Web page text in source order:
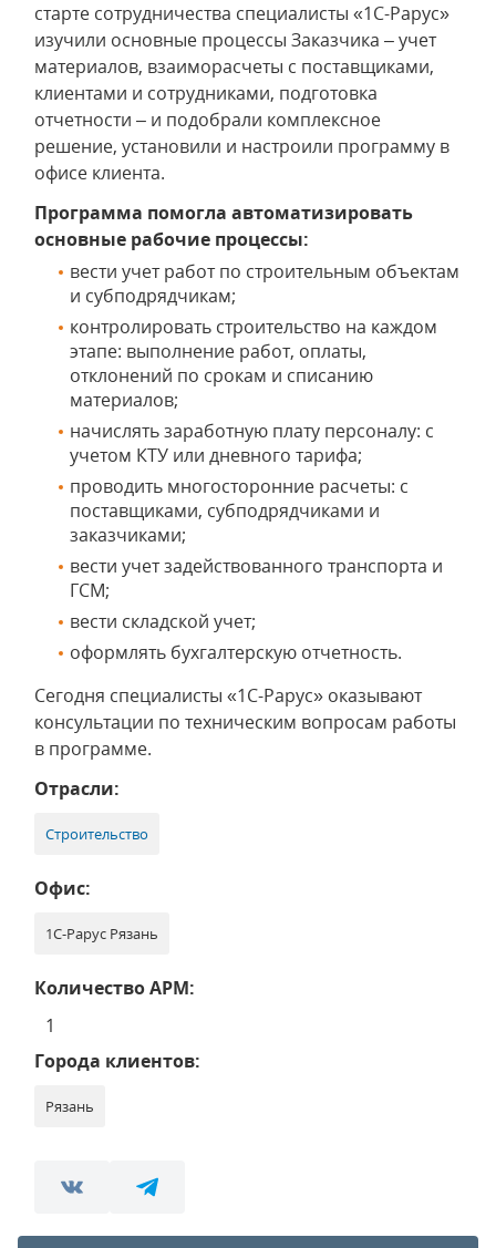
старте сотрудничества специалисты «1С-Рарус»
изучили основные процессы Заказчика – учет
материалов, взаиморасчеты с поставщиками,
клиентами и сотрудниками, подготовка
отчетности – и подобрали комплексное
решение, установили и настроили программу в
офисе клиента.
Программа помогла автоматизировать
основные рабочие процессы:
вести учет работ по строительным объектам
и субподрядчикам;
контролировать строительство на каждом
этапе: выполнение работ, оплаты,
отклонений по срокам и списанию
материалов;
начислять заработную плату персоналу: с
учетом КТУ или дневного тарифа;
проводить многосторонние расчеты: с
поставщиками, субподрядчиками и
заказчиками;
вести учет задействованного транспорта и
ГСМ;
вести складской учет;
оформлять бухгалтерскую отчетность.
Сегодня специалисты «1С-Рарус» оказывают
консультации по техническим вопросам работы
в программе.
Отрасли:
Строительство
Офис:
1С-Рарус Рязань
Количество АРМ:
1
Города клиентов:
Рязань